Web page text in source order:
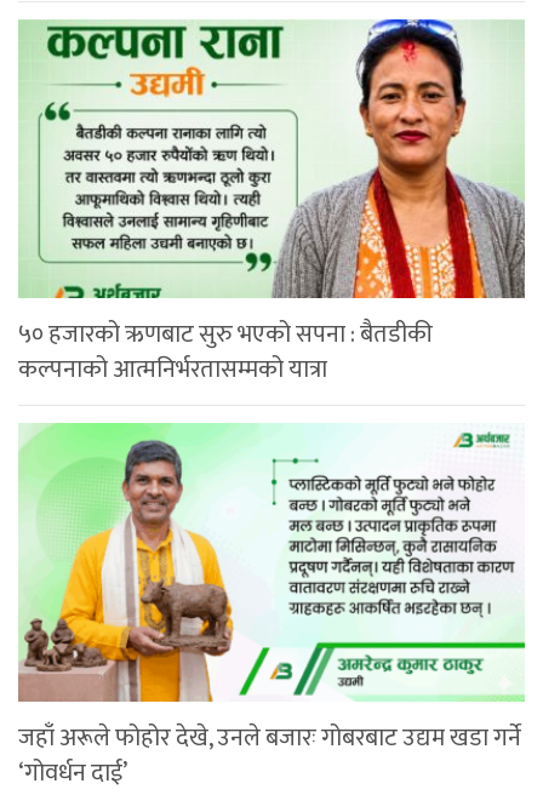
५० हजारको ऋणबाट सुरु भएको सपना : बैतडीकी
कल्पनाको आत्मनिर्भरतासम्मको यात्रा
जहाँ अरूले फोहोर देखे, उनले बजारः गोबरबाट उद्यम खडा गर्ने
‘गोवर्धन दाई’